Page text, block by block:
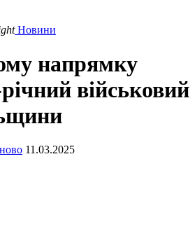
Новини
напрямку
військовий
11.03.2025